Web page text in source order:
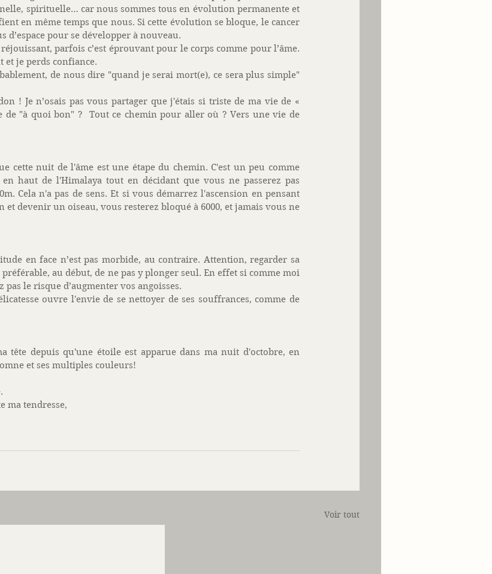
spirituelle… car nous sommes tous en évolution permanente et
en même temps que nous. Si cette évolution se bloque, le cancer
d’espace pour se développer à nouveau.
parfois c’est éprouvant pour le corps comme pour l’âme.
et je perds confiance.
de nous dire "quand je serai mort(e), ce sera plus simple"
! Je n’osais pas vous partager que j'étais si triste de ma vie de «
de "à quoi bon" ?  Tout ce chemin pour aller où ? Vers une vie de
cette nuit de l'âme est une étape du chemin. C'est un peu comme
haut de l'Himalaya tout en décidant que vous ne passerez pas
Cela n'a pas de sens. Et si vous démarrez l'ascension en pensant
et devenir un oiseau, vous resterez bloqué à 6000, et jamais vous ne
en face n’est pas morbide, au contraire. Attention, regarder sa
au début, de ne pas y plonger seul. En effet si comme moi
le risque d’augmenter vos angoisses.
ouvre l'envie de se nettoyer de ses souffrances, comme de
tête depuis qu'une étoile est apparue dans ma nuit d'octobre, en
et ses multiples couleurs!
ma tendresse,
Voir tout